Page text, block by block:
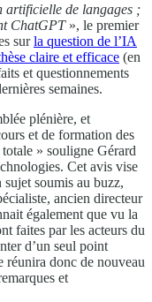
artificielle de langages ;
ChatGPT», le premier
surla question de l’IA
claire et efficace (en
et questionnements
semaines.
plénière, et
et de formation des
» souligne Gérard
Cet avis vise
sujet soumis au buzz,
ancien directeur
également que vu la
faites par les acteurs du
d’un seul point
réunira donc de nouveau
et